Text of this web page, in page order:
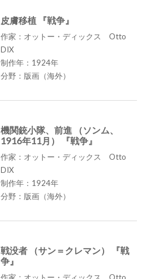
皮膚移植 『戦争』
作家：オットー・ディックス Otto
DIX
制作年：1924年
分野：版画（海外）
機関銃小隊、前進 （ソンム、
1916年11月） 『戦争』
作家：オットー・ディックス Otto
DIX
制作年：1924年
分野：版画（海外）
戦没者 （サン＝クレマン） 『戦
争』
作家：オットー・ディックス Otto